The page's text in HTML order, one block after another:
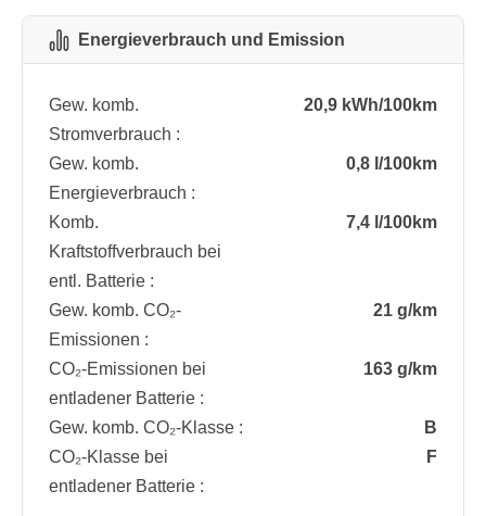
Energieverbrauch und Emission
Gew. komb.
Stromverbrauch :
20,9 kWh/100km
Gew. komb.
Energieverbrauch :
0,8 l/100km
Komb.
Kraftstoffverbrauch bei
entl. Batterie :
7,4 l/100km
Gew. komb. CO₂-
Emissionen :
21 g/km
CO₂-Emissionen bei
entladener Batterie :
163 g/km
Gew. komb. CO₂-Klasse :
B
CO₂-Klasse bei
entladener Batterie :
F